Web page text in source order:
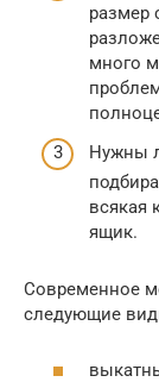
размер
много
Нужны
всякая
ящик.
Современное
следующие